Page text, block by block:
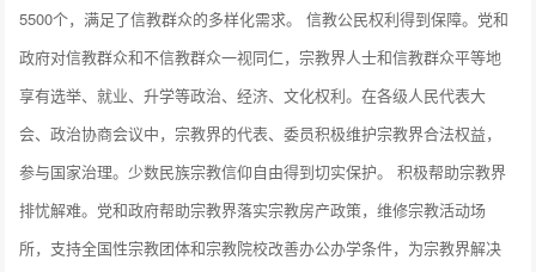
5500个，满足了信教群众的多样化需求。 信教公民权利得到保障。党和
政府对信教群众和不信教群众一视同仁，宗教界人士和信教群众平等地
享有选举、就业、升学等政治、经济、文化权利。在各级人民代表大
会、政治协商会议中，宗教界的代表、委员积极维护宗教界合法权益，
参与国家治理。少数民族宗教信仰自由得到切实保护。 积极帮助宗教界
排忧解难。党和政府帮助宗教界落实宗教房产政策，维修宗教活动场
所，支持全国性宗教团体和宗教院校改善办公办学条件，为宗教界解决